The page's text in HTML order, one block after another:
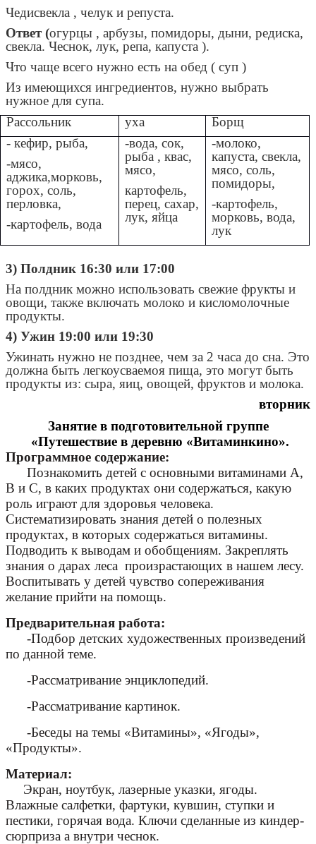
Чедисвекла , челук и репуста.
Ответ (огурцы , арбузы, помидоры, дыни, редиска,
свекла. Чеснок, лук, репа, капуста ).
Что чаще всего нужно есть на обед ( суп )
Из имеющихся ингредиентов, нужно выбрать
нужное для супа.
Рассольник
уха
Борщ
- кефир, рыба,
-мясо,
аджика,морковь,
горох, соль,
перловка,
-картофель, вода
-вода, сок,
рыба , квас,
мясо,
картофель,
перец, сахар,
лук, яйца
-молоко,
капуста, свекла,
мясо, соль,
помидоры,
-картофель,
морковь, вода,
лук
3) Полдник 16:30 или 17:00
На полдник можно использовать свежие фрукты и
овощи, также включать молоко и кисломолочные
продукты.
4) Ужин 19:00 или 19:30
Ужинать нужно не позднее, чем за 2 часа до сна. Это
должна быть легкоусваемоя пища, это могут быть
продукты из: сыра, яиц, овощей, фруктов и молока.
вторник
Занятие в подготовительной группе
«Путешествие в деревню «Витаминкино».
Программное содержание:
Познакомить детей с основными витаминами А,
В и С, в каких продуктах они содержаться, какую
роль играют для здоровья человека.
Систематизировать знания детей о полезных
продуктах, в которых содержаться витамины.
Подводить к выводам и обобщениям. Закреплять
знания о дарах леса произрастающих в нашем лесу.
Воспитывать у детей чувство сопереживания
желание прийти на помощь.
Предварительная работа:
-Подбор детских художественных произведений
по данной теме.
-Рассматривание энциклопедий.
-Рассматривание картинок.
-Беседы на темы «Витамины», «Ягоды»,
«Продукты».
Материал:
Экран, ноутбук, лазерные указки, ягоды.
Влажные салфетки, фартуки, кувшин, ступки и
пестики, горячая вода. Ключи сделанные из киндер-
сюрприза а внутри чеснок.